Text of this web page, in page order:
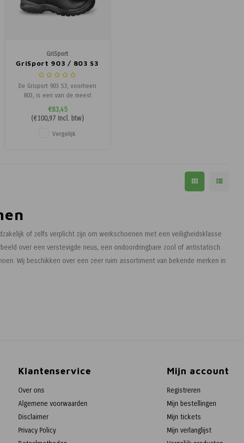
GriSport
GriSport 903 / 803 S3
De Grisport 903 S3, voorheen
803, is een van de meest
verkochte hoge werkschoenen
van Grisport. Deze schoen
biedt optimale bescherming,
duurzaam materiaal en
€83,45
(€100,97Incl. btw)
Vergelijk
of zelfs verplicht zijn om werkschoenen met een veiligheidsklasse
over een verstevigde neus, een ondoordringbare zool of antistatisch.
Wij beschikken over een zeer ruim assortiment van bekende merken in
Klantenservice
Over ons
Algemene voorwaarden
Disclaimer
Privacy Policy
Mijn account
Registreren
Mijn bestellingen
Mijn tickets
Mijn verlanglijst